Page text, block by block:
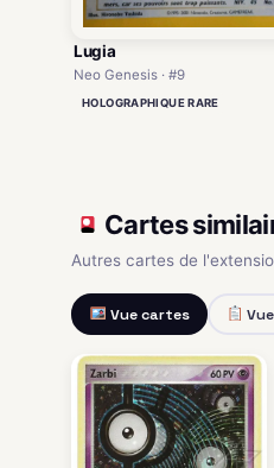
Lugia
Neo Genesis · #9
HOLOGRAPHIQUE RARE
Cartes
Autres cartes de
Vue cartes